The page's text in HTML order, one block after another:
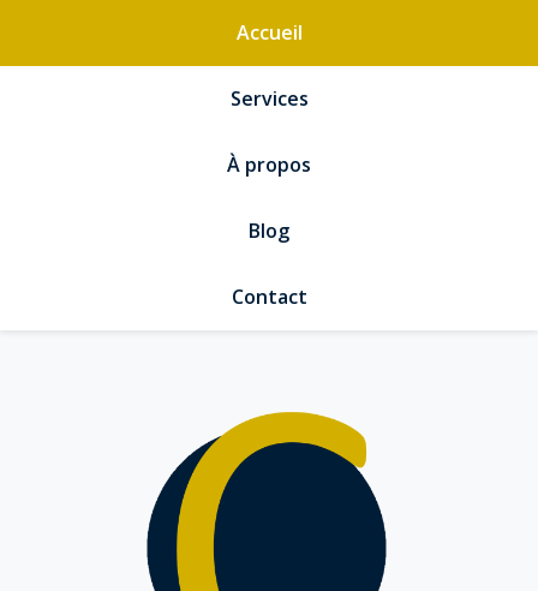
Accueil
Services
À propos
Blog
Contact